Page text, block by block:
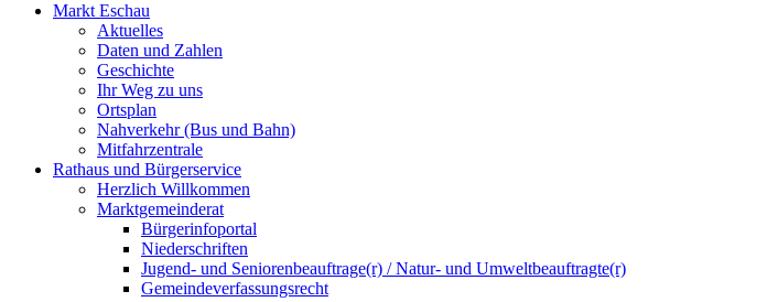
Markt Eschau
Aktuelles
Daten und Zahlen
Geschichte
Ihr Weg zu uns
Ortsplan
Nahverkehr (Bus und Bahn)
Mitfahrzentrale
Rathaus und Bürgerservice
Herzlich Willkommen
Marktgemeinderat
Bürgerinfoportal
Niederschriften
Jugend- und Seniorenbeauftrage(r) / Natur- und Umweltbeauftragte(r)
Gemeindeverfassungsrecht